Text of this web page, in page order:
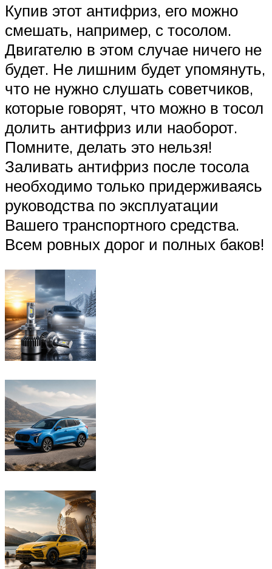
Купив этот антифриз, его можно
смешать, например, с тосолом.
Двигателю в этом случае ничего не
будет. Не лишним будет упомянуть,
что не нужно слушать советчиков,
которые говорят, что можно в тосол
долить антифриз или наоборот.
Помните, делать это нельзя!
Заливать антифриз после тосола
необходимо только придерживаясь
руководства по эксплуатации
Вашего транспортного средства.
Всем ровных дорог и полных баков!